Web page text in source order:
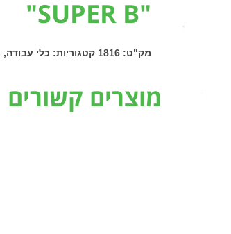
"SUPER B"
מק"ט: 1816 קטגוריות: כלי עבודה,
מוצרים קשורים